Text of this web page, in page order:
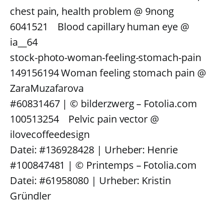
chest pain, health problem @ 9nong
6041521 Blood capillary human eye @
ia__64
stock-photo-woman-feeling-stomach-pain
149156194 Woman feeling stomach pain @
ZaraMuzafarova
#60831467 | © bilderzwerg – Fotolia.com
100513254 Pelvic pain vector @
ilovecoffeedesign
Datei: #136928428 | Urheber: Henrie
#100847481 | © Printemps – Fotolia.com
Datei: #61958080 | Urheber: Kristin
Gründler